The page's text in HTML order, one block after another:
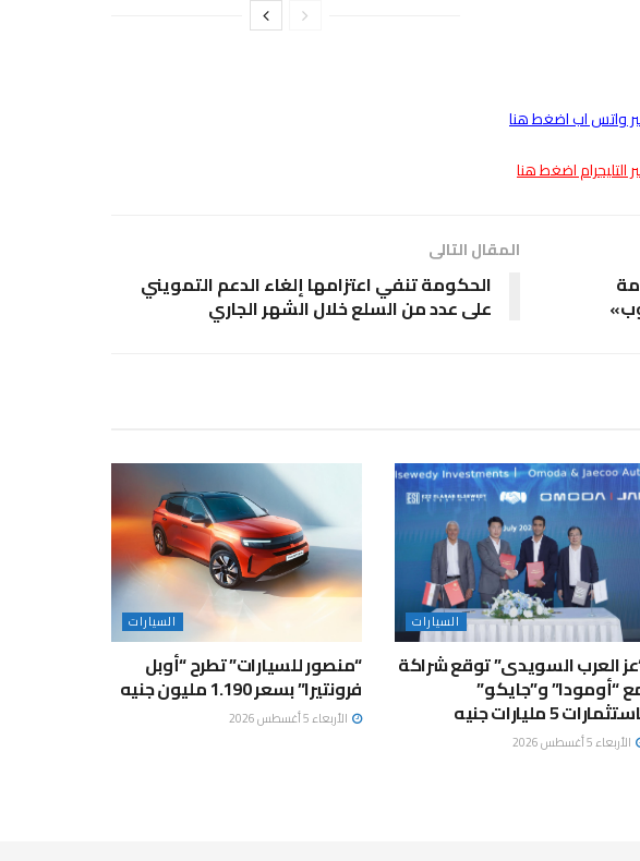
عبر واتس اب اضغط هنا
التليجرام اضغط هنا
المقال التالى
الحكومة تنفي اعتزامها إلغاء الدعم التمويني
على عدد من السلع خلال الشهر الجاري
السيارات
العرب السويدى” توقع شراكة
“أومودا” و”جايكو”
5 مليارات جنيه
الأربعاء 5 أغسطس 2026
السيارات
“منصور للسيارات” تطرح “أوبل
فرونتيرا” بسعر 1.190 مليون جنيه
الأربعاء 5 أغسطس 2026